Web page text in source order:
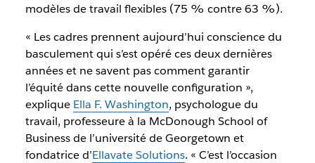
modèles de travail flexibles (75 % contre 63 %).
« Les cadres prennent aujourd’hui conscience du
basculement qui s’est opéré ces deux dernières
années et ne savent pas comment garantir
l’équité dans cette nouvelle configuration »,
explique Ella F. Washington, psychologue du
travail, professeure à la McDonough School of
Business de l’université de Georgetown et
fondatrice d’Ellavate Solutions. « C’est l’occasion